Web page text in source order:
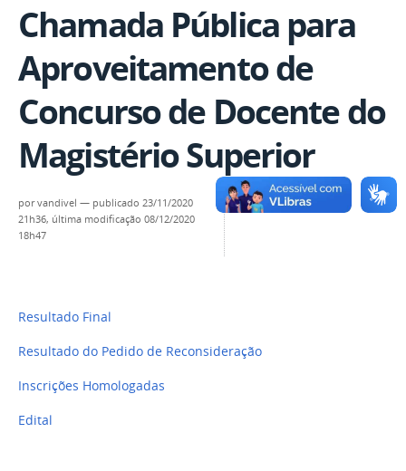
Chamada Pública para
Aproveitamento de
Concurso de Docente do
Magistério Superior
porvandivel — publicado 23/11/2020
21h36, última modificação 08/12/2020
18h47
Resultado Final
Resultado do Pedido de Reconsideração
Inscrições Homologadas
Edital